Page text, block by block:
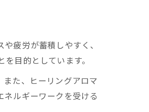
疲労が蓄積しやすく、
目的としています。
た、ヒーリングアロマ
ルギーワークを受ける